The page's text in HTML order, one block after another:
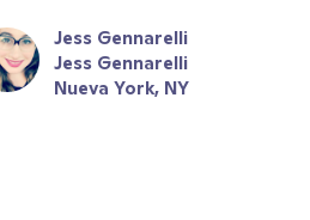
Jess Gennarelli
Jess Gennarelli
Nueva York, NY